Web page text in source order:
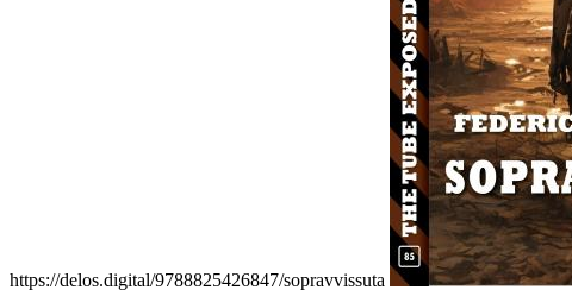
https://delos.digital/9788825426847/sopravvissuta